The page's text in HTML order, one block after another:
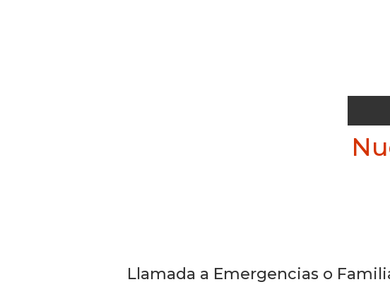
Llamada a Emergencias o